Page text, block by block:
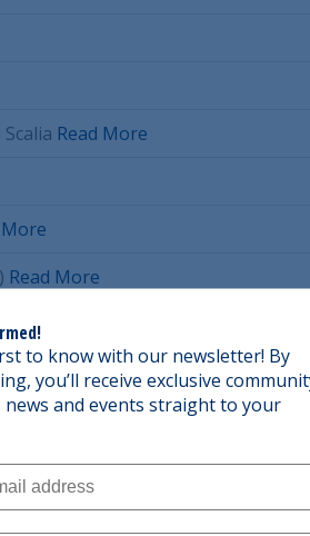
Read More
More
Read More
del consiglio di amministrazione
to know with our newsletter! By
you’ll receive exclusive
news and events straight to your